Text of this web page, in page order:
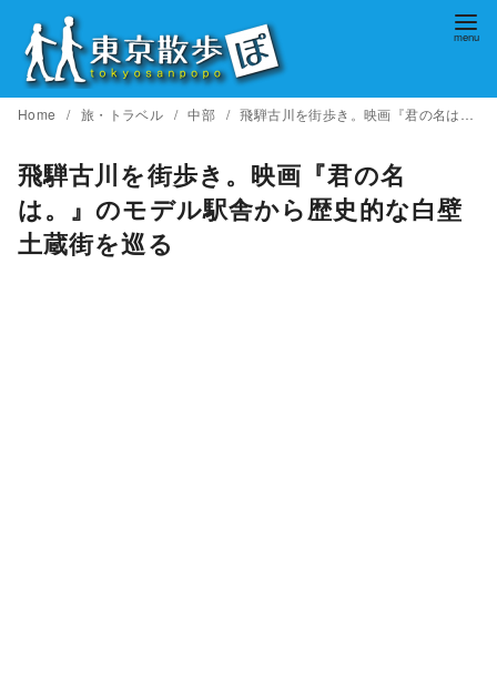
ンHome 旅・トラベル 中部 飛騨古川を街歩き。映画『君の名は。』のモデル駅舎から歴史的な白壁土蔵街を巡る
飛騨古川を街歩き。映画『君の名
は。』のモデル駅舎から歴史的な白壁
土蔵街を巡る